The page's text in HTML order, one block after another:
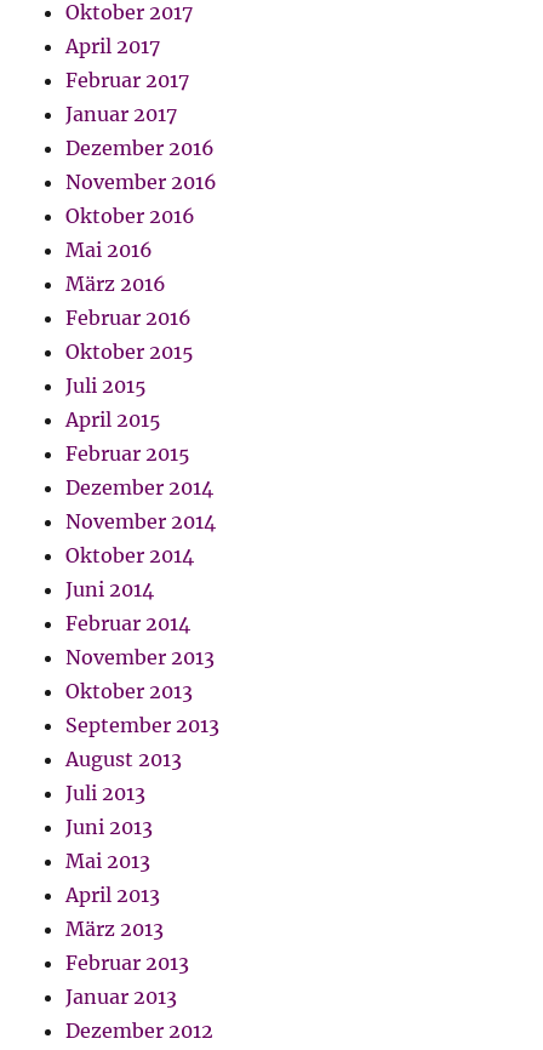
Oktober 2017
April 2017
Februar 2017
Januar 2017
Dezember 2016
November 2016
Oktober 2016
Mai 2016
März 2016
Februar 2016
Oktober 2015
Juli 2015
April 2015
Februar 2015
Dezember 2014
November 2014
Oktober 2014
Juni 2014
Februar 2014
November 2013
Oktober 2013
September 2013
August 2013
Juli 2013
Juni 2013
Mai 2013
April 2013
März 2013
Februar 2013
Januar 2013
Dezember 2012